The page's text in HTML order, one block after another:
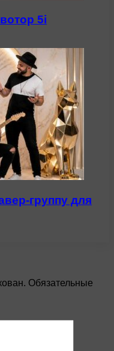
5i
группу для
Обязательные